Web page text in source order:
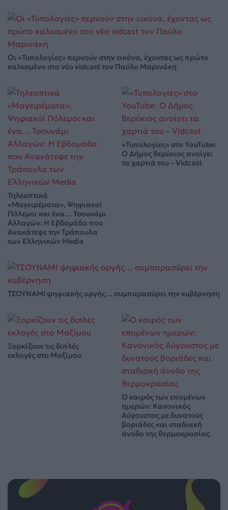
Οι «Τυπολογίες» περνούν στην εικόνα, έχοντας ως πρώτο
καλεσμένο στο νέο vidcast τον Παύλο Μαρινάκη
Τηλεοπτικά
«Μαγειρέματα», Ψηφιακοί
Πόλεμοι και ένα… Τσουνάμι
Αλλαγών: Η Εβδομάδα που
Ανακάτεψε την Τράπουλα
των Ελληνικών Media
«Τυπολογίες» στο YouTube:
Ο Δήμος Βερύκιος ανοίγει
τα χαρτιά του – Vidcast
ΤΣΟΥΝΑΜΙ ψηφιακής οργής… συμπαρασύρει την κυβέρνηση
Ξορκίζουν τις διπλές
εκλογές στο Μαξίμου
Ο καιρός των επομένων
ημερών: Κανονικός
Αύγουστος με δυνατούς
βοριάδες και σταδιακή
άνοδο της θερμοκρασίας